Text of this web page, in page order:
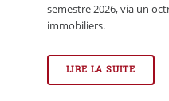
semestre 2026, via un
immobiliers.
LIRE LA SUITE